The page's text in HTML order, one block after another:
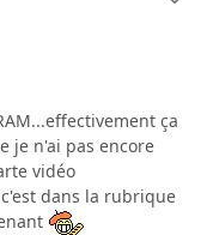
ça
je n'ai pas encore
vidéo
dans la rubrique